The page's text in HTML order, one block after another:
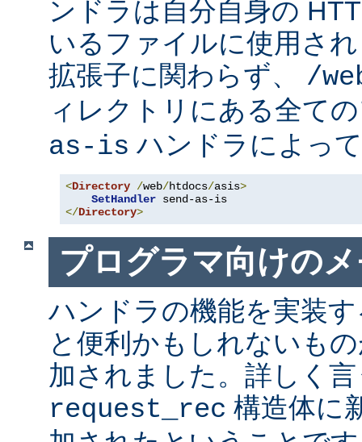
ンドラは自分自身の
いるファイルに使用さ
拡張子に関わらず、 /
ィレクトリにある全て
as-is ハンドラによっ
<Directory /web/htdocs/asis>
SetHandler
</Directory>
プログラマ向けの
ハンドラの機能を実装
と便利かもしれないも
加されました。詳しく
request_rec 構造体に